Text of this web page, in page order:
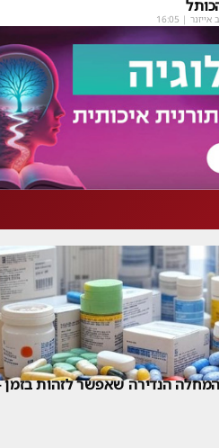
אייזנר |
16:05
הנדירה שאפשר לזהות בזמן